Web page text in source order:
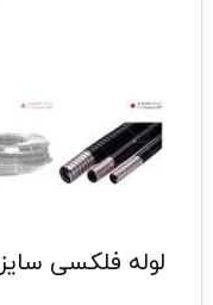
لوله فلکسی سایز 13